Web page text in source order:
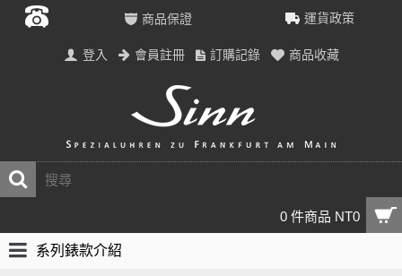
商品保證 運貨政策
登入 會員註冊 訂購記錄 商品收藏
0 件商品 NT0
系列錶款介紹